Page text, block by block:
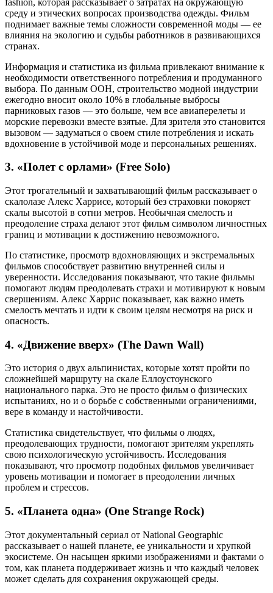
среду и этических вопросах производства одежды. Фильм
поднимает важные темы сложности современной моды — ее
влияния на экологию и судьбы работников в развивающихся
странах.
Информация и статистика из фильма привлекают внимание к
необходимости ответственного потребления и продуманного
выбора. По данным ООН, строительство модной индустрии
ежегодно вносит около 10% в глобальные выбросы
парниковых газов — это больше, чем все авиаперелеты и
морские перевозки вместе взятые. Для зрителя это становится
вызовом — задуматься о своем стиле потребления и искать
вдохновение в устойчивой моде и персональных решениях.
3. «Полет с орлами» (Free Solo)
Этот трогательный и захватывающий фильм рассказывает о
скалолазе Алекс Харрисе, который без страховки покоряет
скалы высотой в сотни метров. Необычная смелость и
преодоление страха делают этот фильм символом личностных
границ и мотивации к достижению невозможного.
По статистике, просмотр вдохновляющих и экстремальных
фильмов способствует развитию внутренней силы и
уверенности. Исследования показывают, что такие фильмы
помогают людям преодолевать страхи и мотивируют к новым
свершениям. Алекс Харрис показывает, как важно иметь
смелость мечтать и идти к своим целям несмотря на риск и
опасность.
4. «Движение вверх» (The Dawn Wall)
Это история о двух альпинистах, которые хотят пройти по
сложнейшей маршруту на скале Еллоустоунского
национального парка. Это не просто фильм о физических
испытаниях, но и о борьбе с собственными ограничениями,
вере в команду и настойчивости.
Статистика свидетельствует, что фильмы о людях,
преодолевающих трудности, помогают зрителям укреплять
свою психологическую устойчивость. Исследования
показывают, что просмотр подобных фильмов увеличивает
уровень мотивации и помогает в преодолении личных
проблем и стрессов.
5. «Планета одна» (One Strange Rock)
Этот документальный сериал от National Geographic
рассказывает о нашей планете, ее уникальности и хрупкой
экосистеме. Он насыщен яркими изображениями и фактами о
том, как планета поддерживает жизнь и что каждый человек
может сделать для сохранения окружающей среды.